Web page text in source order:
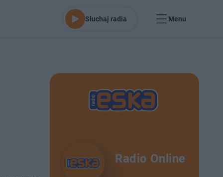
Słuchaj radia Menu
Radio Online